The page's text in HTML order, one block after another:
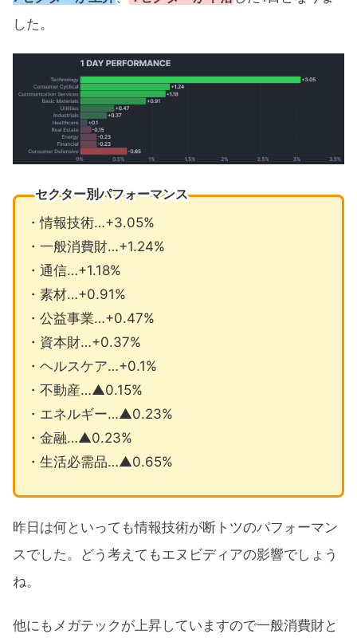
した。
セクター別パフォーマンス
・情報技術…+3.05%
・一般消費財…+1.24%
・通信…+1.18%
・素材…+0.91%
・公益事業…+0.47%
・資本財…+0.37%
・ヘルスケア…+0.1%
・不動産…▲0.15%
・エネルギー…▲0.23%
・金融…▲0.23%
・生活必需品…▲0.65%
昨日は何といっても情報技術が断トツのパフォーマン
スでした。どう考えてもエヌビディアの影響でしょう
ね。
他にもメガテックが上昇していますので一般消費財と